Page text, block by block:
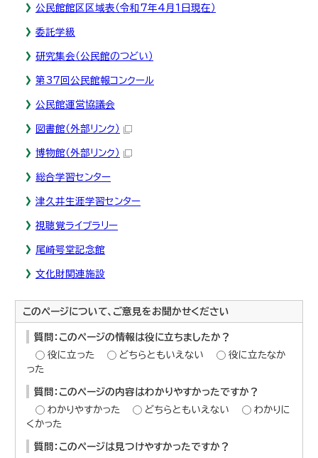
公民館館区区域表（令和7年4月1日現在）
委託学級
研究集会（公民館のつどい）
第37回公民館報コンクール
公民館運営協議会
図書館 （外部リンク）
博物館 （外部リンク）
総合学習センター
津久井生涯学習センター
視聴覚ライブラリー
尾崎咢堂記念館
文化財関連施設
このページについて、ご意見をお聞かせください
質問：このページの情報は役に立ちましたか？
役に立った
どちらともいえない
役に立たなか
った
質問：このページの内容はわかりやすかったですか？
わかりやすかった
どちらともいえない
わかりに
くかった
質問：このページは見つけやすかったですか？